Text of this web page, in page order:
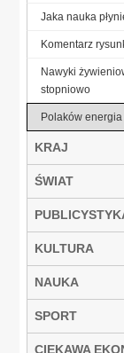
Jaka nauka
Komentarz
Nawyki
stopniowo
Polaków
KRAJ
ŚWIAT
KULTURA
NAUKA
SPORT
CIEKAWA